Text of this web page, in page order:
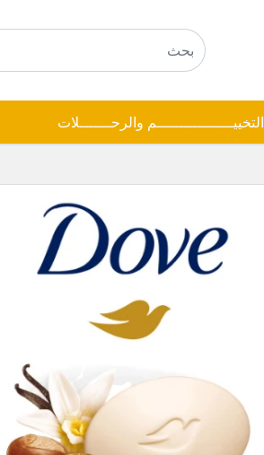
التخييـــــــــــــــــم والرحـــــــلات